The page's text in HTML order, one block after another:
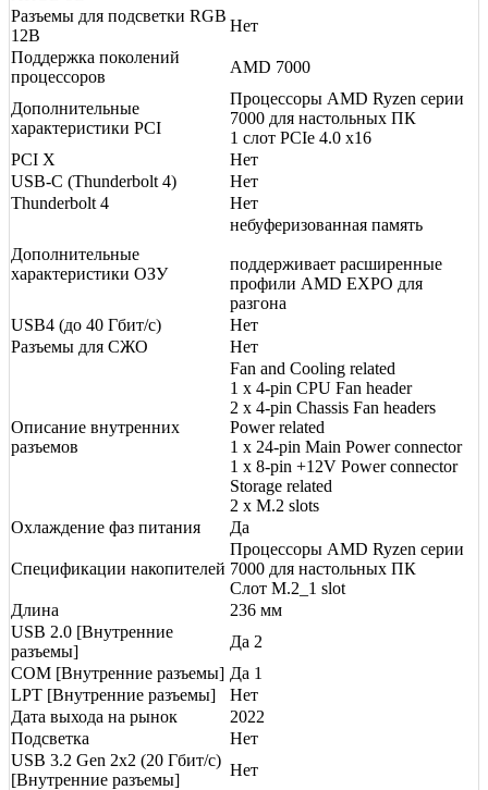
Разъемы для подсветки RGB
12В
Нет
Поддержка поколений
процессоров
AMD 7000
Дополнительные
характеристики PCI
Процессоры AMD Ryzen серии
7000 для настольных ПК
1 слот PCIe 4.0 x16
PCI X
Нет
USB-C (Thunderbolt 4)
Нет
Thunderbolt 4
Нет
Дополнительные
характеристики ОЗУ
небуферизованная память
поддерживает расширенные
профили AMD EXPO для
разгона
USB4 (до 40 Гбит/с)
Нет
Разъемы для СЖО
Нет
Описание внутренних
разъемов
Fan and Cooling related
1 x 4-pin CPU Fan header
2 x 4-pin Chassis Fan headers
Power related
1 x 24-pin Main Power connector
1 x 8-pin +12V Power connector
Storage related
2 x M.2 slots
Охлаждение фаз питания
Да
Спецификации накопителей
Процессоры AMD Ryzen серии
7000 для настольных ПК
Слот M.2_1 slot
Длина
236 мм
USB 2.0 [Внутренние
разъемы]
Да 2
COM [Внутренние разъемы] Да 1
LPT [Внутренние разъемы]
Нет
Дата выхода на рынок
2022
Подсветка
Нет
USB 3.2 Gen 2x2 (20 Гбит/с)
[Внутренние разъемы]
Нет